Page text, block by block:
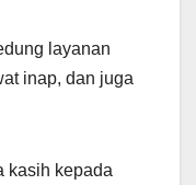
layanan
inap, dan juga
kasih kepada